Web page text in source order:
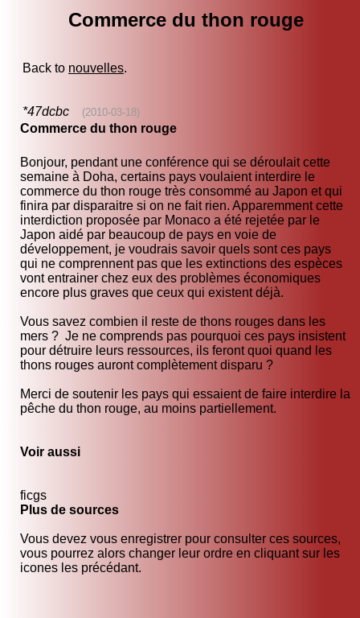
Commerce du thon rouge
Back to nouvelles.
*47dcbc (2010-03-18)
Commerce du thon rouge
Bonjour, pendant une conférence qui se déroulait cette
semaine à Doha, certains pays voulaient interdire le
commerce du thon rouge très consommé au Japon et qui
finira par disparaitre si on ne fait rien. Apparemment cette
interdiction proposée par Monaco a été rejetée par le
Japon aidé par beaucoup de pays en voie de
développement, je voudrais savoir quels sont ces pays
qui ne comprennent pas que les extinctions des espèces
vont entrainer chez eux des problèmes économiques
encore plus graves que ceux qui existent déjà.
Vous savez combien il reste de thons rouges dans les
mers ? Je ne comprends pas pourquoi ces pays insistent
pour détruire leurs ressources, ils feront quoi quand les
thons rouges auront complètement disparu ?
Merci de soutenir les pays qui essaient de faire interdire la
pêche du thon rouge, au moins partiellement.
Voir aussi
ficgs
Plus de sources
Vous devez vous enregistrer pour consulter ces sources,
vous pourrez alors changer leur ordre en cliquant sur les
icones les précédant.